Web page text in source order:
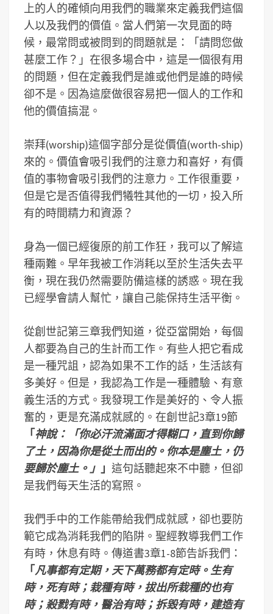
上的人的確傾向用我們的職業來定義我們這個
人以及我們的價值。當人們第一次見面的時
候，最常問或被問到的問題就是：「請問您做
甚麼工作？」在很多場合中，這是一個很有用
的問題，但在定義我們是誰或他們是誰的時候
卻不是。因為這麼做很容易把一個人的工作和
他的價值搞混。
崇拜(worship)這個字部分是從價值(worth-ship)
來的。價值會吸引我們的注意力和喜好，有價
值的事物會吸引我們的注意力。工作很重要，
但是它是否值得我們犧牲其他的一切，投入所
有的時間精力和資源？
身為一個已經復原的前工作狂，我可以了解這
種兩難。早年我被工作消耗以至於生活失去平
衡，現在我仍然需要防備這樣的誘惑。現在我
已經學會請人幫忙，讓自己能保持生活平衡。
從創世記第三章我們知道，從亞當開始，每個
人都要為自己的生計而工作。有些人把它看成
是一種咒詛，認為如果不工作的話，生活該有
多美好。但是，我認為工作是一種體驗、有意
義生活的方式。我發現工作是美好的、令人振
奮的，更是充滿成就感的。在創世記3章19節
「神說：「你必汗流滿面才得糊口，直到你歸
了土，因為你是從土而出的。你本是塵土，仍
要歸於塵土。」 」 這句話聽起來不中聽，但卻
是我們每天生活的寫照。
我們手中的工作能帶給我們成就感，卻也要防
範它成為消耗我們的陷阱。聖經教導我們工作
有時，休息有時。傳道書3章1-8節告訴我們：
「凡事都有定期，天下萬務都有定時。生有
時，死有時；栽種有時，拔出所栽種的也有
時；殺戮有時，醫治有時；拆毀有時，建造有